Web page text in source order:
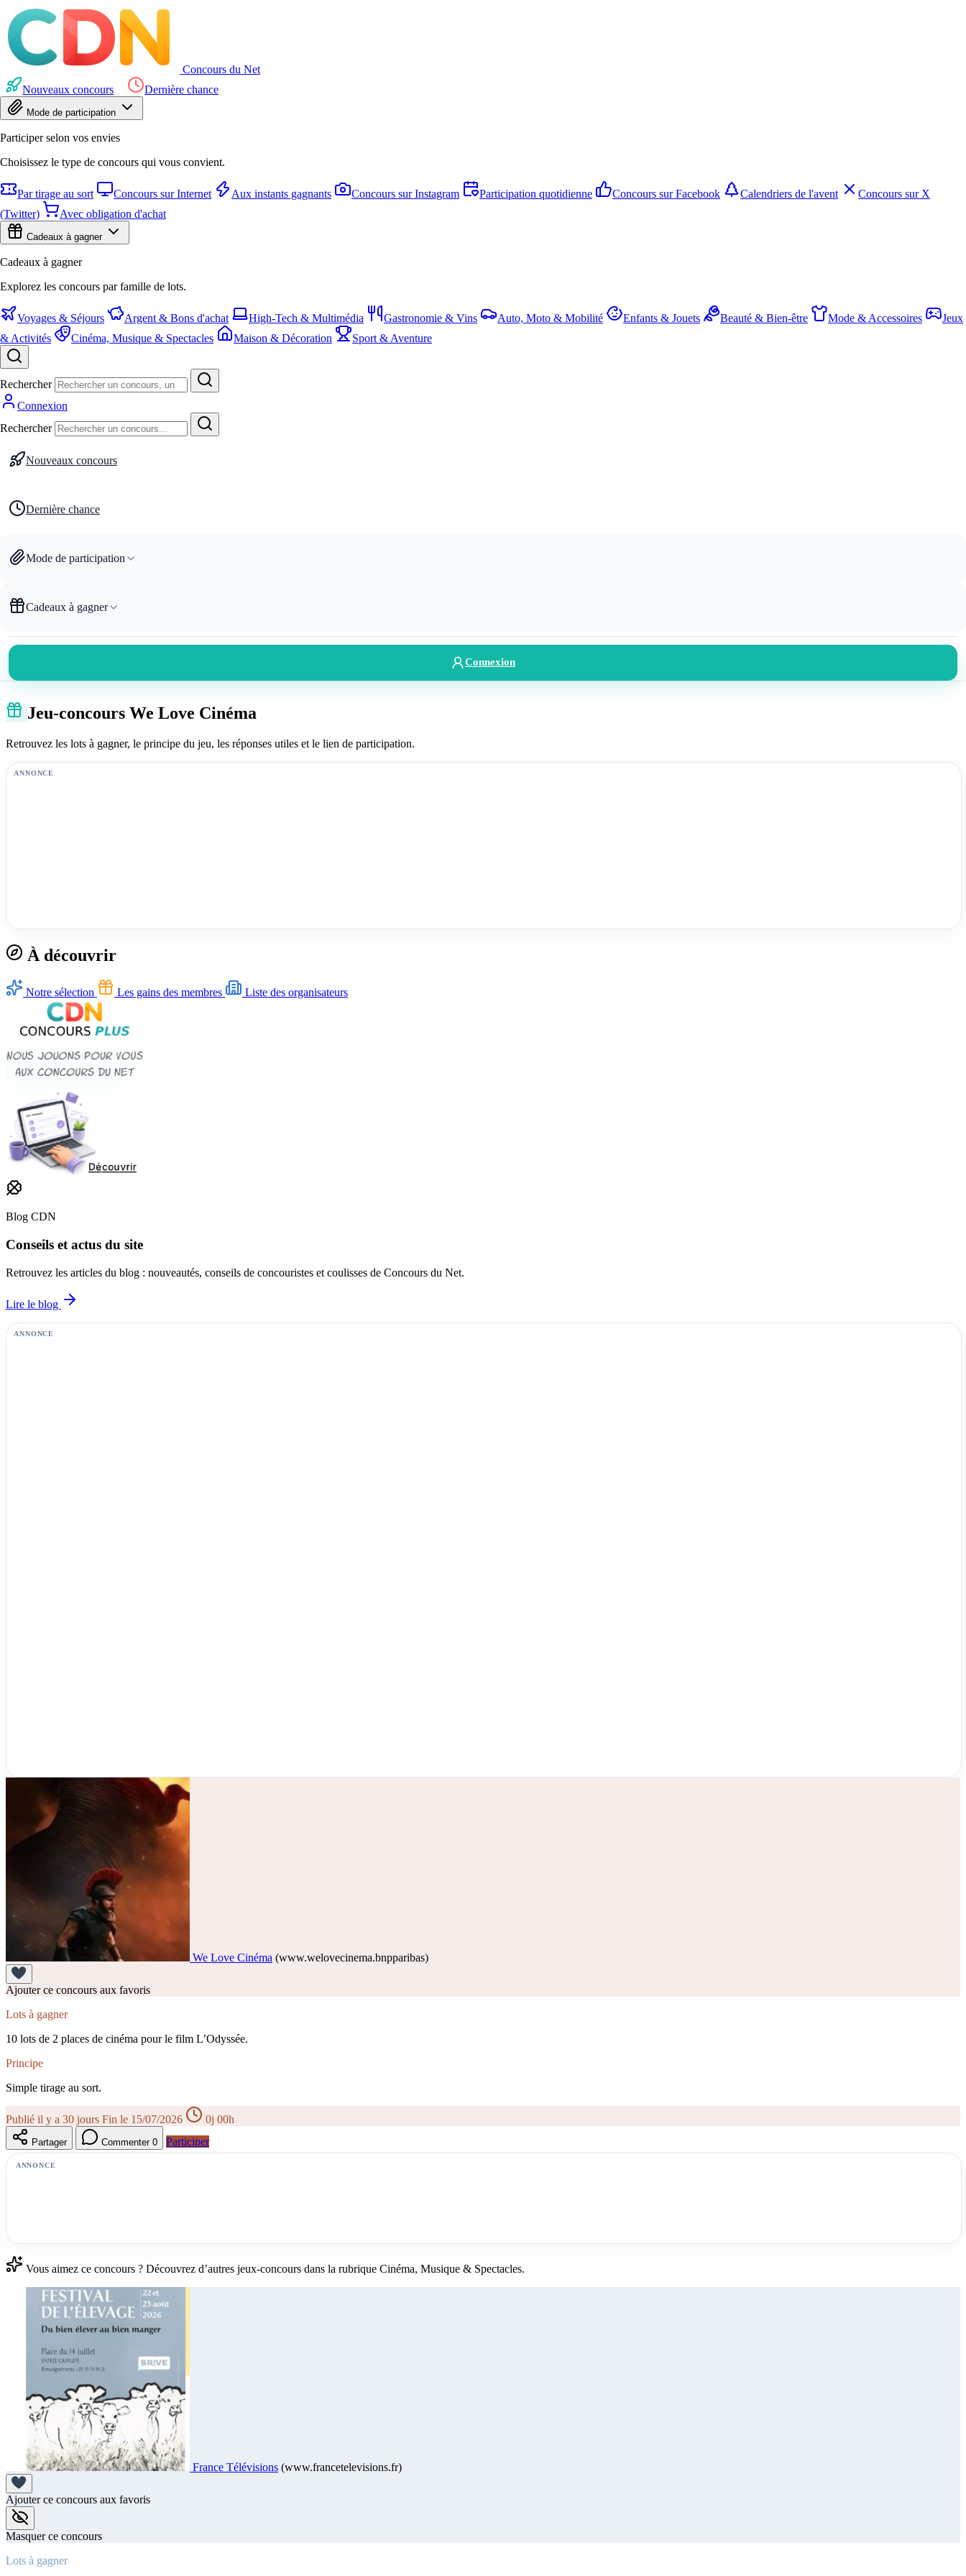
Concours du Net
Nouveaux concours
Dernière chance
Mode de participation
Participer selon vos envies
Choisissez le type de concours qui vous convient.
Par tirage au sort Concours sur Internet Aux instants gagnants Concours sur Instagram Participation quotidienne Concours sur Facebook Calendriers de l'avent
Concours sur X
(Twitter)
Avec obligation d'achat
Cadeaux à gagner
Cadeaux à gagner
Explorez les concours par famille de lots.
Voyages & Séjours Argent & Bons d'achat High-Tech & Multimédia Gastronomie & Vins Auto, Moto & Mobilité Enfants & Jouets Beauté & Bien-être Mode & Accessoires
Jeux
& Activités
Cinéma, Musique & Spectacles Maison & Décoration Sport & Aventure
Rechercher
Connexion
Rechercher
Nouveaux concours
Dernière chance
Mode de participation
Cadeaux à gagner
Connexion
Jeu-concours We Love Cinéma
Retrouvez les lots à gagner, le principe du jeu, les réponses utiles et le lien de participation.
ANNONCE
À découvrir
Notre sélection Les gains des membres Liste des organisateurs
Blog CDN
Conseils et actus du site
Retrouvez les articles du blog : nouveautés, conseils de concouristes et coulisses de Concours du Net.
Lire le blog
ANNONCE
We Love Cinéma (www.welovecinema.bnpparibas)
Ajouter ce concours aux favoris
Lots à gagner
10 lots de 2 places de cinéma pour le film L’Odyssée.
Principe
Simple tirage au sort.
Publié il y a 30 jours Fin le 15/07/2026 0j 00h
Partager Commenter 0 Participer
ANNONCE
Vous aimez ce concours ? Découvrez d’autres jeux-concours dans la rubrique Cinéma, Musique & Spectacles.
France Télévisions (www.francetelevisions.fr)
Ajouter ce concours aux favoris
Masquer ce concours
Lots à gagner